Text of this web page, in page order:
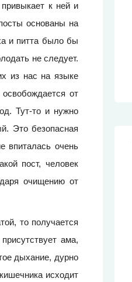
к ней и
основаны на
и питта было бы
не следует.
из нас на языке
от
Тут-то и нужно
Это безопасная
впиталась очень
пост, человек
очищению от
то получается
ама,
дыхание, дурно
исходит